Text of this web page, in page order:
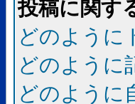
投稿に関す
どのように
どのように
どのように